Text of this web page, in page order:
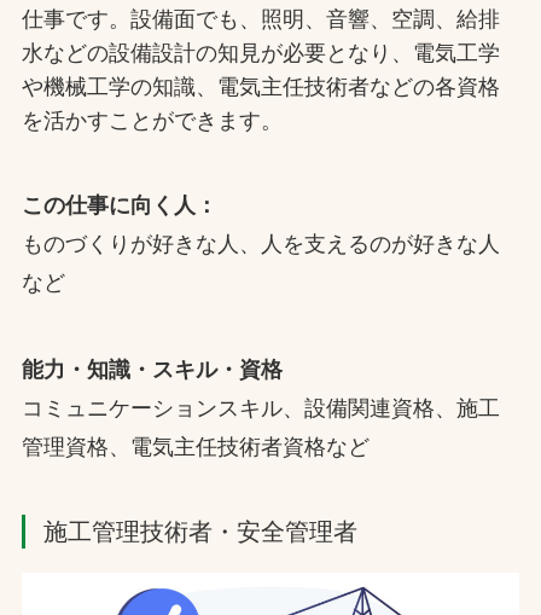
仕事です。設備面でも、照明、音響、空調、給排
水などの設備設計の知見が必要となり、電気工学
や機械工学の知識、電気主任技術者などの各資格
を活かすことができます。
この仕事に向く人：
ものづくりが好きな人、人を支えるのが好きな人
など
能力・知識・スキル・資格
コミュニケーションスキル、設備関連資格、施工
管理資格、電気主任技術者資格など
施工管理技術者・安全管理者